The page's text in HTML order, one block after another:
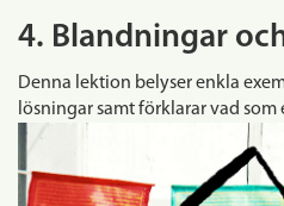
4. Blandningar
Denna lektion belyser enkla
lösningar samt förklarar vad som